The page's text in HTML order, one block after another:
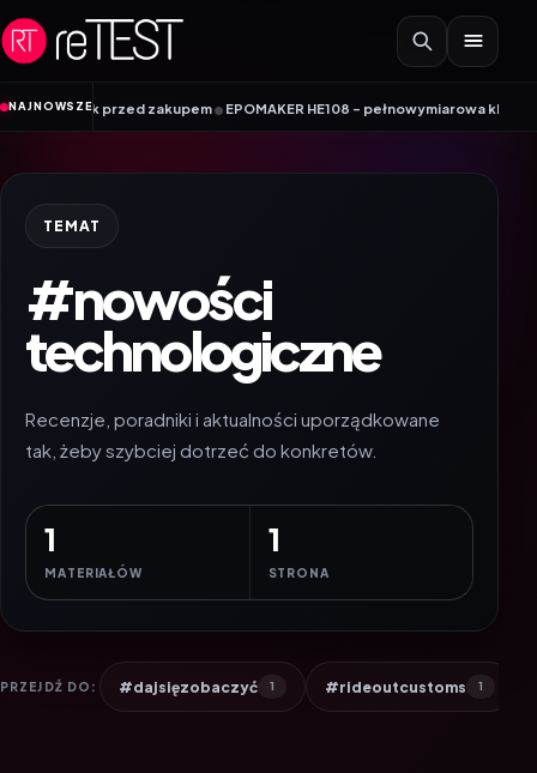
Przejdź do treści
NAJNOWSZE
przed zakupem•EPOMAKER HE108 – pełnowymiarowa klawiatura Hall
TEMAT
#nowości
technologiczne
Recenzje, poradniki i aktualności uporządkowane
tak, żeby szybciej dotrzeć do konkretów.
1
MATERIAŁÓW
1
STRONA
PRZEJDŹ DO: #dajsięzobaczyć 1 #rideoutcustoms 1